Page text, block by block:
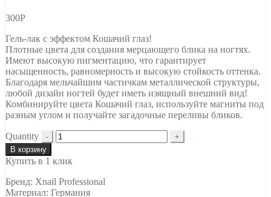
300Р
Гель-лак с эффектом Кошачий глаз!
Плотные цвета для создания мерцающего блика на ногтях.
Имеют высокую пигментацию, что гарантирует
насыщенность, равномерность и высокую стойкость оттенка.
Благодаря мельчайшим частичкам металлической структуры,
любой дизайн ногтей будет иметь изящный внешний вид!
Комбинируйте цвета Кошачий глаз, используйте магниты под
разным углом и получайте загадочные переливы бликов.
Quantity
В корзину
Купить в 1 клик
Бренд: Xnail Professional
Материал: Германия